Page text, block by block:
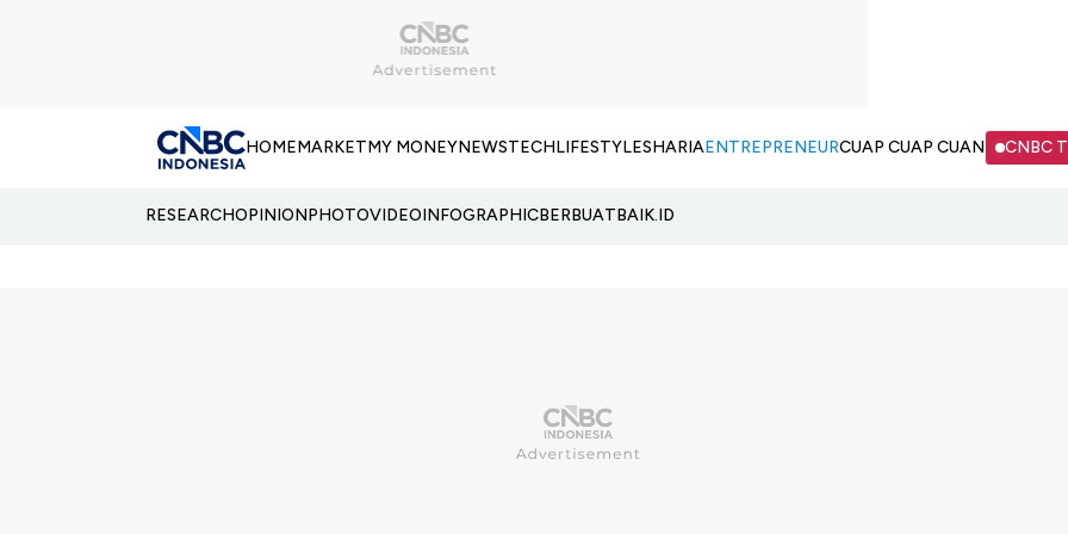
HOMEMARKETMY MONEYNEWSTECHLIFESTYLESHARIAENTREPRENEURCUAP CUAP CUAN CNBC
RESEARCHOPINIONPHOTOVIDEOINFOGRAPHICBERBUATBAIK.ID